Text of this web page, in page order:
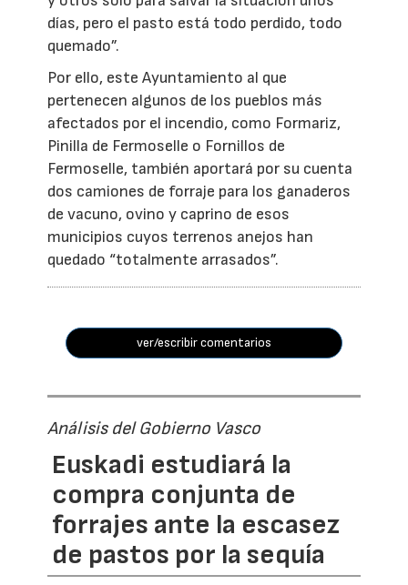
días, pero el pasto está todo perdido, todo
quemado”.
Por ello, este Ayuntamiento al que
pertenecen algunos de los pueblos más
afectados por el incendio, como Formariz,
Pinilla de Fermoselle o Fornillos de
Fermoselle, también aportará por su cuenta
dos camiones de forraje para los ganaderos
de vacuno, ovino y caprino de esos
municipios cuyos terrenos anejos han
quedado “totalmente arrasados”.
ver/escribir comentarios
Análisis del Gobierno Vasco
Euskadi estudiará la
compra conjunta de
forrajes ante la escasez
de pastos por la sequía